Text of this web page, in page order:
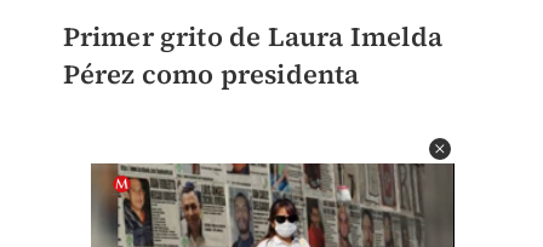
Primer grito de Laura Imelda
Pérez como presidenta